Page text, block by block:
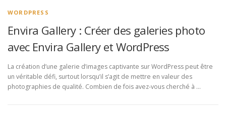
WORDPRESS
Envira Gallery : Créer des galeries photo
avec Envira Gallery et WordPress
La création d’une galerie d’images captivante sur WordPress peut être
un véritable défi, surtout lorsqu’il s’agit de mettre en valeur des
photographies de qualité. Combien de fois avez-vous cherché à …